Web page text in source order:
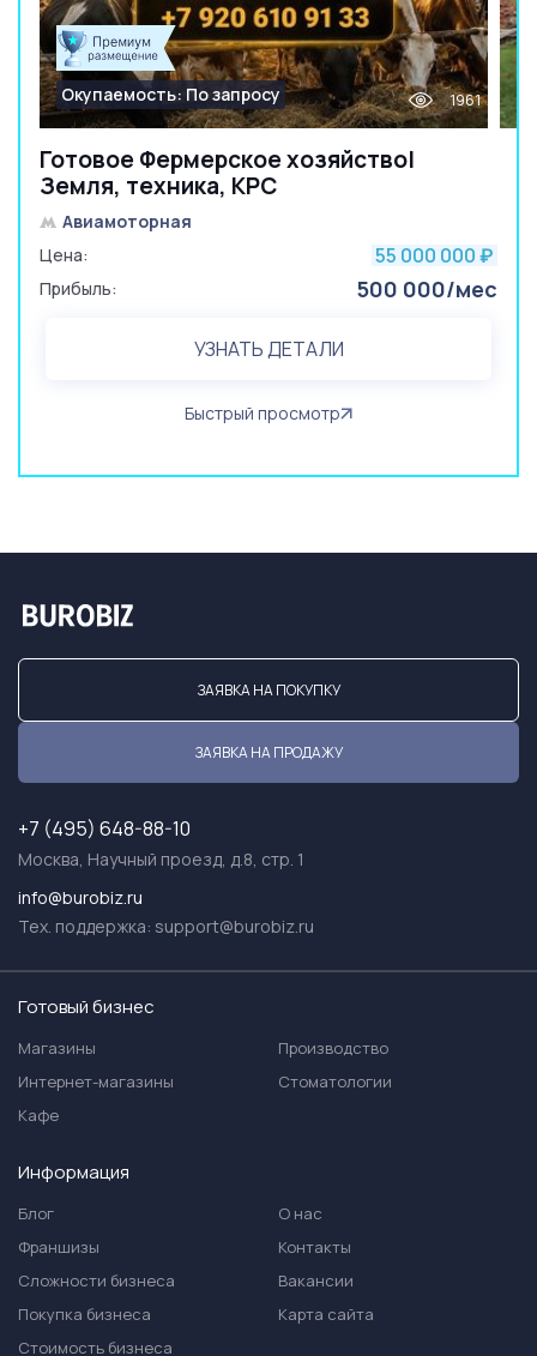
Готовое Фермерское хозяйство|
Земля, техника, КРС
Окупаемость: По запросу 1961
Авиамоторная
Цена:
55 000 000 ₽
Прибыль: 500 000/мес
УЗНАТЬ ДЕТАЛИ
Быстрый просмотр
ЗАЯВКА НА ПОКУПКУ
ЗАЯВКА НА ПРОДАЖУ
+7 (495) 648-88-10
Москва, Научный проезд, д.8, стр. 1
info@burobiz.ru
Тех. поддержка: support@burobiz.ru
Готовый бизнес
Магазины
Интернет-магазины
Кафе
Производство
Стоматологии
Информация
Блог
Франшизы
Сложности бизнеса
Покупка бизнеса
Стоимость бизнеса
О нас
Контакты
Вакансии
Карта сайта